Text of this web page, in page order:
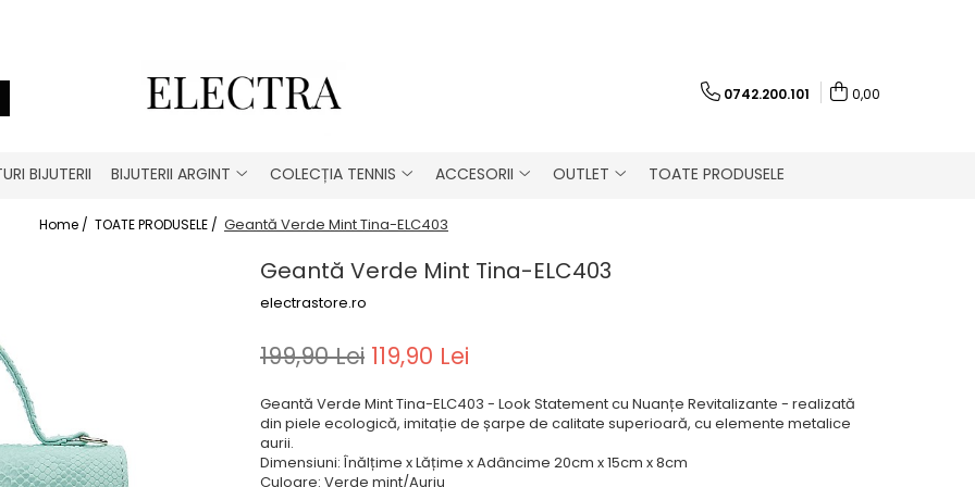
0742.200.101 0,00
BIJUTERII BIJUTERII ARGINT COLECȚIA TENNIS ACCESORII OUTLET TOATE PRODUSELE
Home / TOATE PRODUSELE / Geantă Verde Mint Tina-ELC403
Geantă Verde Mint Tina-ELC403
electrastore.ro
199,90 Lei 119,90 Lei
Geantă Verde Mint Tina-ELC403 - Look Statement cu Nuanțe Revitalizante - realizată
din piele ecologică, imitație de șarpe de calitate superioară, cu elemente metalice
aurii.
Dimensiuni: Înălțime x Lățime x Adâncime 20cm x 15cm x 8cm
Culoare: Verde mint/Auriu